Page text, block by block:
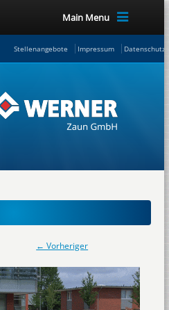
Main Menu
Stellenangebote Impressum
← Vorheriger